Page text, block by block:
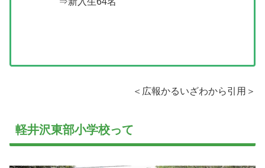
＜広報かるいざわから引用＞
軽井沢東部小学校って